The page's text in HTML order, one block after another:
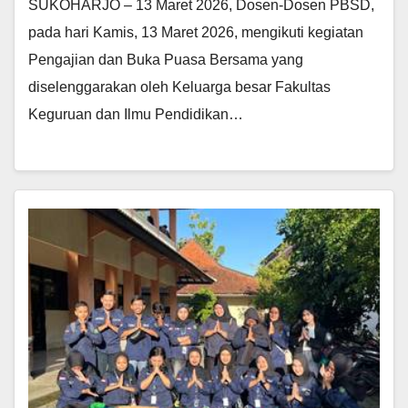
SUKOHARJO – 13 Maret 2026, Dosen-Dosen PBSD,
pada hari Kamis, 13 Maret 2026, mengikuti kegiatan
Pengajian dan Buka Puasa Bersama yang
diselenggarakan oleh Keluarga besar Fakultas
Keguruan dan Ilmu Pendidikan…